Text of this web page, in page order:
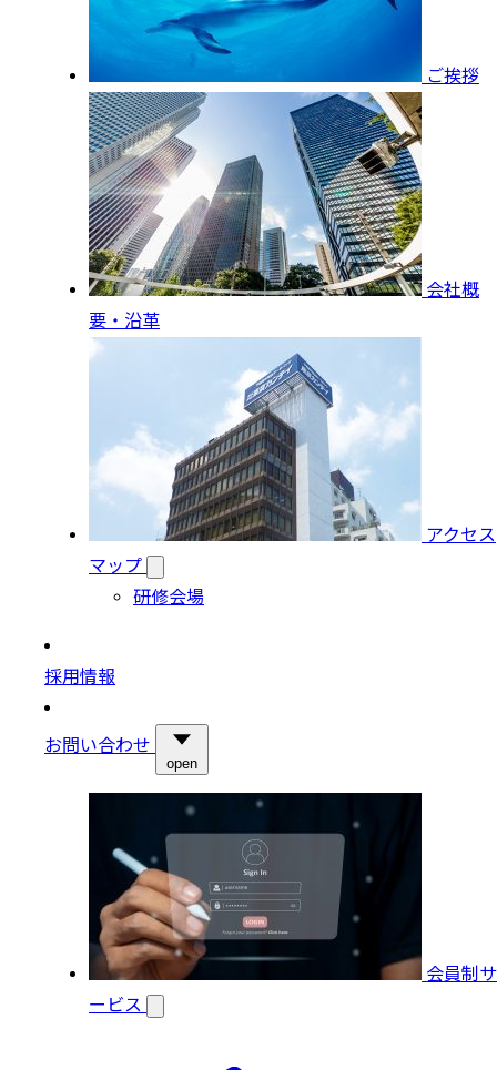
ご挨拶
会社概
要・沿革
アクセス
マップ
研修会場
採用情報
お問い合わせ
open
会員制サ
ービス